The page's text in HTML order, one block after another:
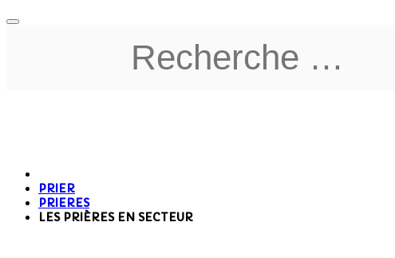
PRIER
PRIERES
LES PRIÈRES EN SECTEUR